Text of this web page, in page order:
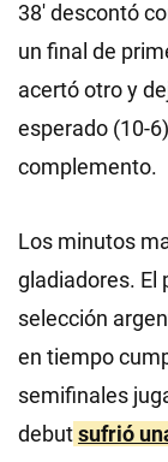
38′ descontó
un final de
acertó otro y
esperado (10-
complemento.
Los minutos
gladiadores. El
selección
en tiempo
semifinales
debutsufrió